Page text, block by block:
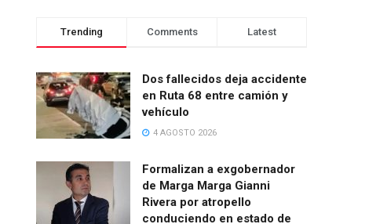
Trending Comments Latest
Dos fallecidos deja accidente
en Ruta 68 entre camión y
vehículo
4 AGOSTO 2026
Formalizan a exgobernador
de Marga Marga Gianni
Rivera por atropello
conduciendo en estado de